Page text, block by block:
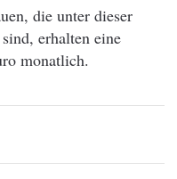
die unter dieser
erhalten eine
monatlich.